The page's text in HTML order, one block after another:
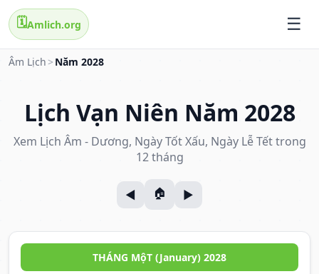
🗓️Amlich.org
Âm Lịch > Năm 2028
Lịch Vạn Niên Năm 2028
Xem Lịch Âm - Dương, Ngày Tốt Xấu, Ngày Lễ Tết trong
12 tháng
THÁNG MộT (January) 2028